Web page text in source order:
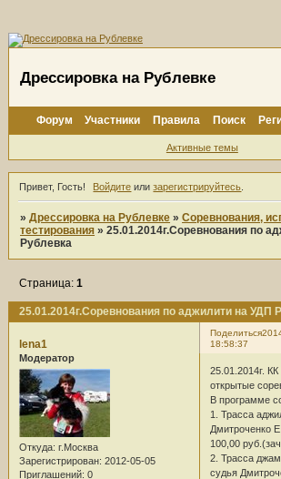
Дрессировка на Рублевке
Форум Участники Правила Поиск
Активные темы
Привет, Гость! Войдите илизарегистрируйтесь
»Дрессировка на Рублевке »Соревнования,
тестирования »25.01.2014г.Соревнования по
Рублевка
25.01.2014г.Соревнования по аджилити на УДП
Страница:1
Поделиться
18:58:37
lena1
Модератор
Откуда: г.Москва
Зарегистрирован: 2012-05-05
Приглашений: 0
25.01.2014г.
открытые
В программе
1. Трасса
Дмитроченко
100,00
2. Трасса
судья